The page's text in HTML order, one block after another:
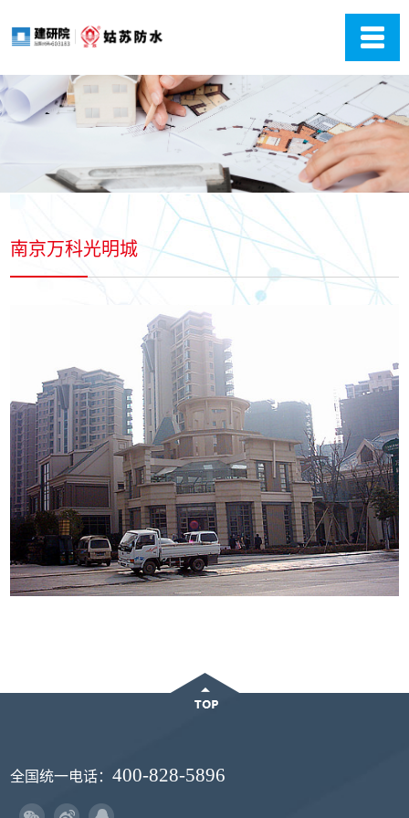
南京万科光明城
全国统一电话：400-828-5896